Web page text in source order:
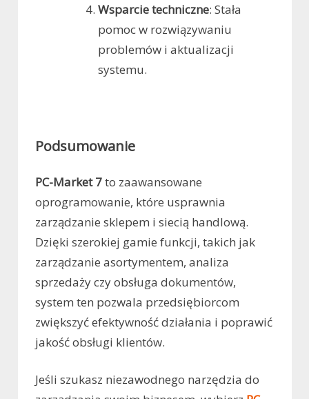
Wsparcie techniczne: Stała
pomoc w rozwiązywaniu
problemów i aktualizacji
systemu.
Podsumowanie
PC-Market 7to zaawansowane
oprogramowanie, które usprawnia
zarządzanie sklepem i siecią handlową.
Dzięki szerokiej gamie funkcji, takich jak
zarządzanie asortymentem, analiza
sprzedaży czy obsługa dokumentów,
system ten pozwala przedsiębiorcom
zwiększyć efektywność działania i poprawić
jakość obsługi klientów.
Jeśli szukasz niezawodnego narzędzia do